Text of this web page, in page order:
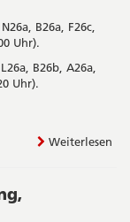
B26a, F26c,
Uhr).
B26b, A26a,
Uhr).
Weiterlesen